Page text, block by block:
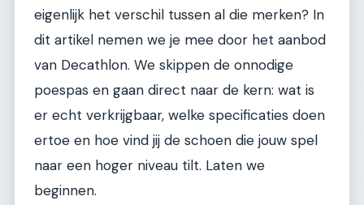
eigenlijk het verschil tussen al die merken? In
dit artikel nemen we je mee door het aanbod
van Decathlon. We skippen de onnodige
poespas en gaan direct naar de kern: wat is
er echt verkrijgbaar, welke specificaties doen
ertoe en hoe vind jij de schoen die jouw spel
naar een hoger niveau tilt. Laten we
beginnen.